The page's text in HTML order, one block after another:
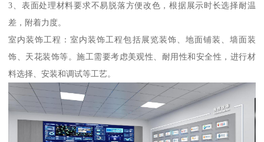
3、表面处理材料要求不易脱落方便改色，根据展示时长选择耐温
差，附着力度。
室内装饰工程：室内装饰工程包括展览装饰、地面铺装、墙面装
饰、天花装饰等。施工需要考虑美观性、耐用性和安全性，进行材
料选择、安装和调试等工艺。